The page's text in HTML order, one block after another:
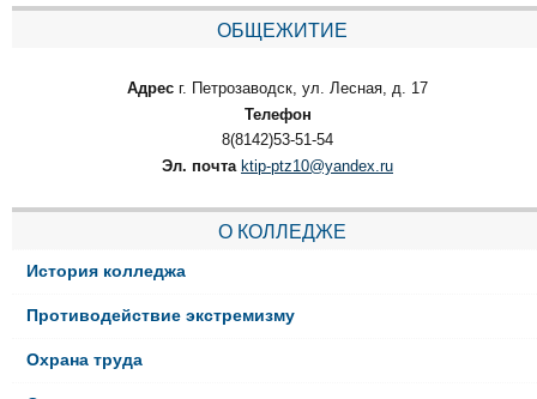
ОБЩЕЖИТИЕ
Адрес г. Петрозаводск, ул. Лесная, д. 17
Телефон
8(8142)53-51-54
Эл. почта ktip-ptz10@yandex.ru
О КОЛЛЕДЖЕ
История колледжа
Противодействие экстремизму
Охрана труда